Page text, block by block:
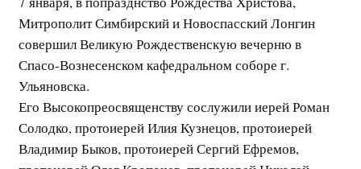
Митрополит Симбирский и Новоспасский Лонгин
совершил Великую Рождественскую вечерню в
Спасо-Вознесенском кафедральном соборе г.
Ульяновска.
Его Высокопреосвященству сослужили иерей Роман
Солодко, протоиерей Илия Кузнецов, протоиерей
Владимир Быков, протоиерей Сергий Ефремов,